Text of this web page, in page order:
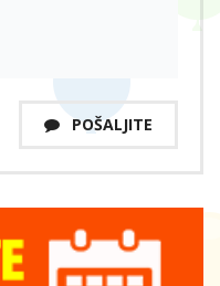
POŠALJITE